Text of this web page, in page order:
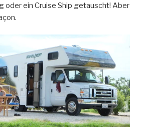
oder ein Cruise Ship getauscht! Aber